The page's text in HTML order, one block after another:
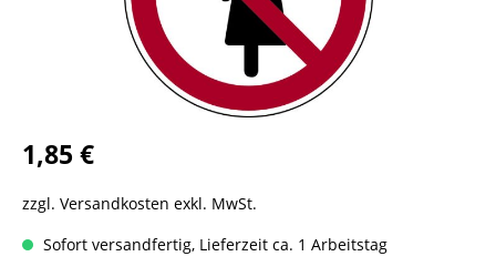
1,85 €
zzgl. Versandkosten exkl. MwSt.
Sofort versandfertig, Lieferzeit ca. 1 Arbeitstag